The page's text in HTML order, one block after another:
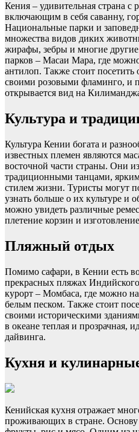
Кения – удивительная страна
включающим в себя саванну,
Национальные парки и
множества видов диких
жирафы, зебры и многие
парков – Масаи Мара, где
антилоп. Также стоит посетить
своими розовыми фламинго, и
открывается вид на
Культура и
Культура Кении богата и
известных племен являются
восточной части страны. Они
традиционными танцами,
стилем жизни. Туристы могут
узнать больше о их культуре и
можно увидеть различные
плетение корзин и
Пляжный отдых
Помимо сафари, в Кении есть
прекрасных пляжах
курорт – Момбаса, где можно
белым песком. Также стоит
своими историческими
в океане теплая и прозрачная,
дайвинга.
Кухня и
Кенийская кухня отражает
проживающих в стране.